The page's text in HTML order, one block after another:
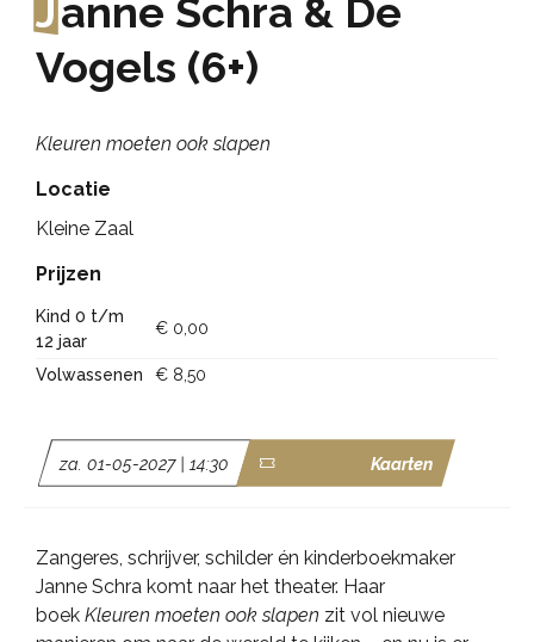
Janne Schra & De
Vogels (6+)
Kleuren moeten ook slapen
Zangeres, schrijver, schilder én kinderboekmaker
Janne Schra komt naar het theater. Haar
boek Kleuren moeten ook slapen zit vol nieuwe
za. 01-05-2027 | 14:30 Kaarten
Locatie
Kleine Zaal
Prijzen
Kind 0 t/m
12 jaar
€ 0,00
Volwassenen € 8,50